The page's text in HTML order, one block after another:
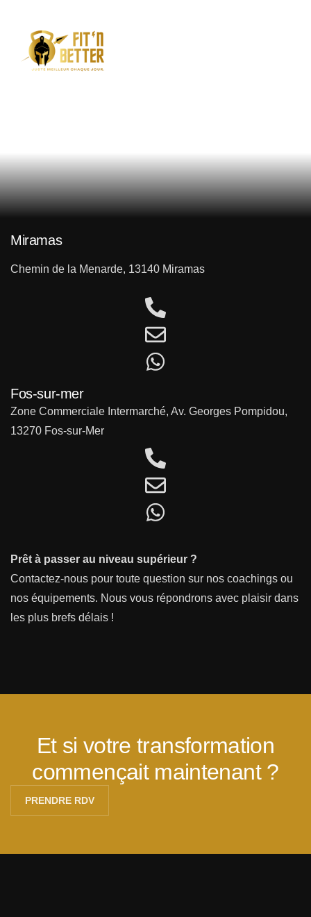
Miramas
Chemin de la Menarde, 13140 Miramas
Fos-sur-mer
Zone Commerciale Intermarché, Av. Georges Pompidou,
13270 Fos-sur-Mer
Prêt à passer au niveau supérieur ?
Contactez-nous pour toute question sur nos coachings ou
nos équipements. Nous vous répondrons avec plaisir dans
les plus brefs délais !
Et si votre transformation
commençait maintenant ?
PRENDRE RDV